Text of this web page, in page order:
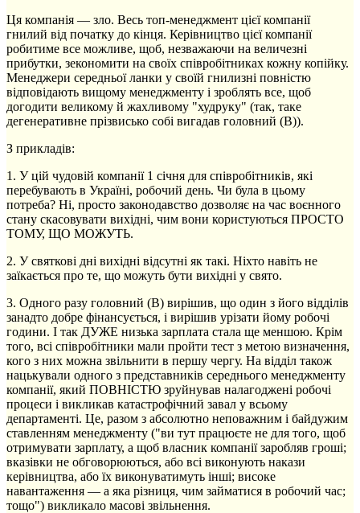
Ця компанія — зло. Весь топ-менеджмент цієї компанії
гнилий від початку до кінця. Керівництво цієї компанії
робитиме все можливе, щоб, незважаючи на величезні
прибутки, зекономити на своїх співробітниках кожну копійку.
Менеджери середньої ланки у своїй гнилизні повністю
відповідають вищому менеджменту і зроблять все, щоб
догодити великому й жахливому "худруку" (так, таке
дегенеративне прізвисько собі вигадав головний (В)).
З прикладів:
1. У цій чудовій компанії 1 січня для співробітників, які
перебувають в Україні, робочий день. Чи була в цьому
потреба? Ні, просто законодавство дозволяє на час воєнного
стану скасовувати вихідні, чим вони користуються ПРОСТО
ТОМУ, ЩО МОЖУТЬ.
2. У святкові дні вихідні відсутні як такі. Ніхто навіть не
заїкається про те, що можуть бути вихідні у свято.
3. Одного разу головний (В) вирішив, що один з його відділів
занадто добре фінансується, і вирішив урізати йому робочі
години. І так ДУЖЕ низька зарплата стала ще меншою. Крім
того, всі співробітники мали пройти тест з метою визначення,
кого з них можна звільнити в першу чергу. На відділ також
нацькували одного з представників середнього менеджменту
компанії, який ПОВНІСТЮ зруйнував налагоджені робочі
процеси і викликав катастрофічний завал у всьому
департаменті. Це, разом з абсолютно неповажним і байдужим
ставленням менеджменту ("ви тут працюєте не для того, щоб
отримувати зарплату, а щоб власник компанії заробляв гроші;
вказівки не обговорюються, або всі виконують накази
керівництва, або їх виконуватимуть інші; високе
навантаження — а яка різниця, чим займатися в робочий час;
тощо") викликало масові звільнення.